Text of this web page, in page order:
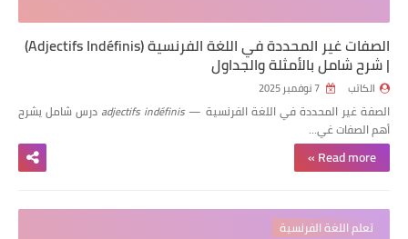
الصفات غير المحددة في اللغة الفرنسية (Adjectifs Indéfinis)
| شرح شامل بالأمثلة والجداول
الكاتب
الصفة غير المحددة في اللغة الفرنسية —adjectifs indéfinis درس شامل يشرح
أهم الصفات غي…
Read more »
تعلم اللغة الفرنسية